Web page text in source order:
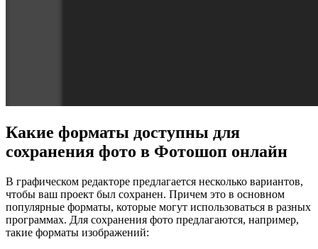
Какие форматы доступны для
сохранения фото в Фотошоп онлайн
В графическом редакторе предлагается несколько вариантов,
чтобы ваш проект был сохранен. Причем это в основном
популярные форматы, которые могут использоваться в разных
программах. Для сохранения фото предлагаются, например,
такие форматы изображений: